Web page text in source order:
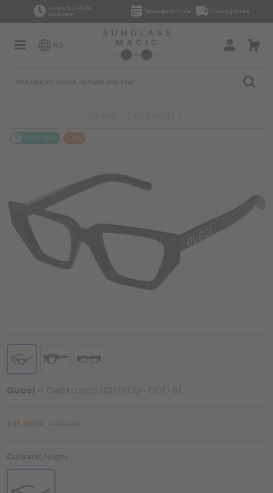
Livrare în 2–4 zile
lucrătoare
Returnare în 14 zile Livrare gratuită
RO
2-4 ZILE -11%
Gucci — Cadru optic GG1720O - 001 - 51
911 RON
Culoare: Negru